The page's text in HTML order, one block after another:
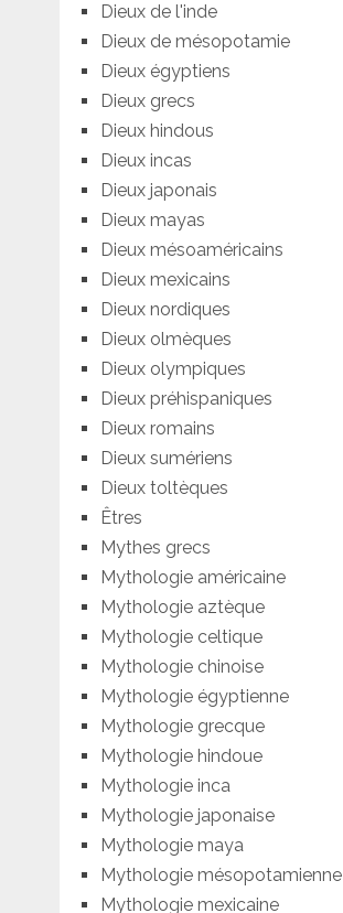
Dieux de l'inde
Dieux de mésopotamie
Dieux égyptiens
Dieux grecs
Dieux hindous
Dieux incas
Dieux japonais
Dieux mayas
Dieux mésoaméricains
Dieux mexicains
Dieux nordiques
Dieux olmèques
Dieux olympiques
Dieux préhispaniques
Dieux romains
Dieux sumériens
Dieux toltèques
Êtres
Mythes grecs
Mythologie américaine
Mythologie aztèque
Mythologie celtique
Mythologie chinoise
Mythologie égyptienne
Mythologie grecque
Mythologie hindoue
Mythologie inca
Mythologie japonaise
Mythologie maya
Mythologie mésopotamienne
Mythologie mexicaine